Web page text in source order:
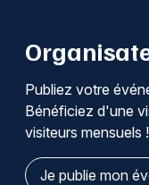
Publiez votre
Bénéficiez d'une
visiteurs mensuels !
Je publie mon